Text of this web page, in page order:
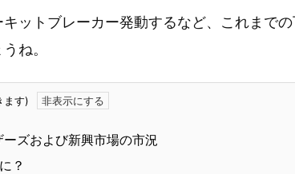
ットブレーカー発動するなど、これまで
ね。
ます)
ズおよび新興市場の市況
？